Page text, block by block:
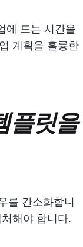
에 드는 시간을
계획을 훌륭한
플릿을
를 간소화합니
해야 합니다.